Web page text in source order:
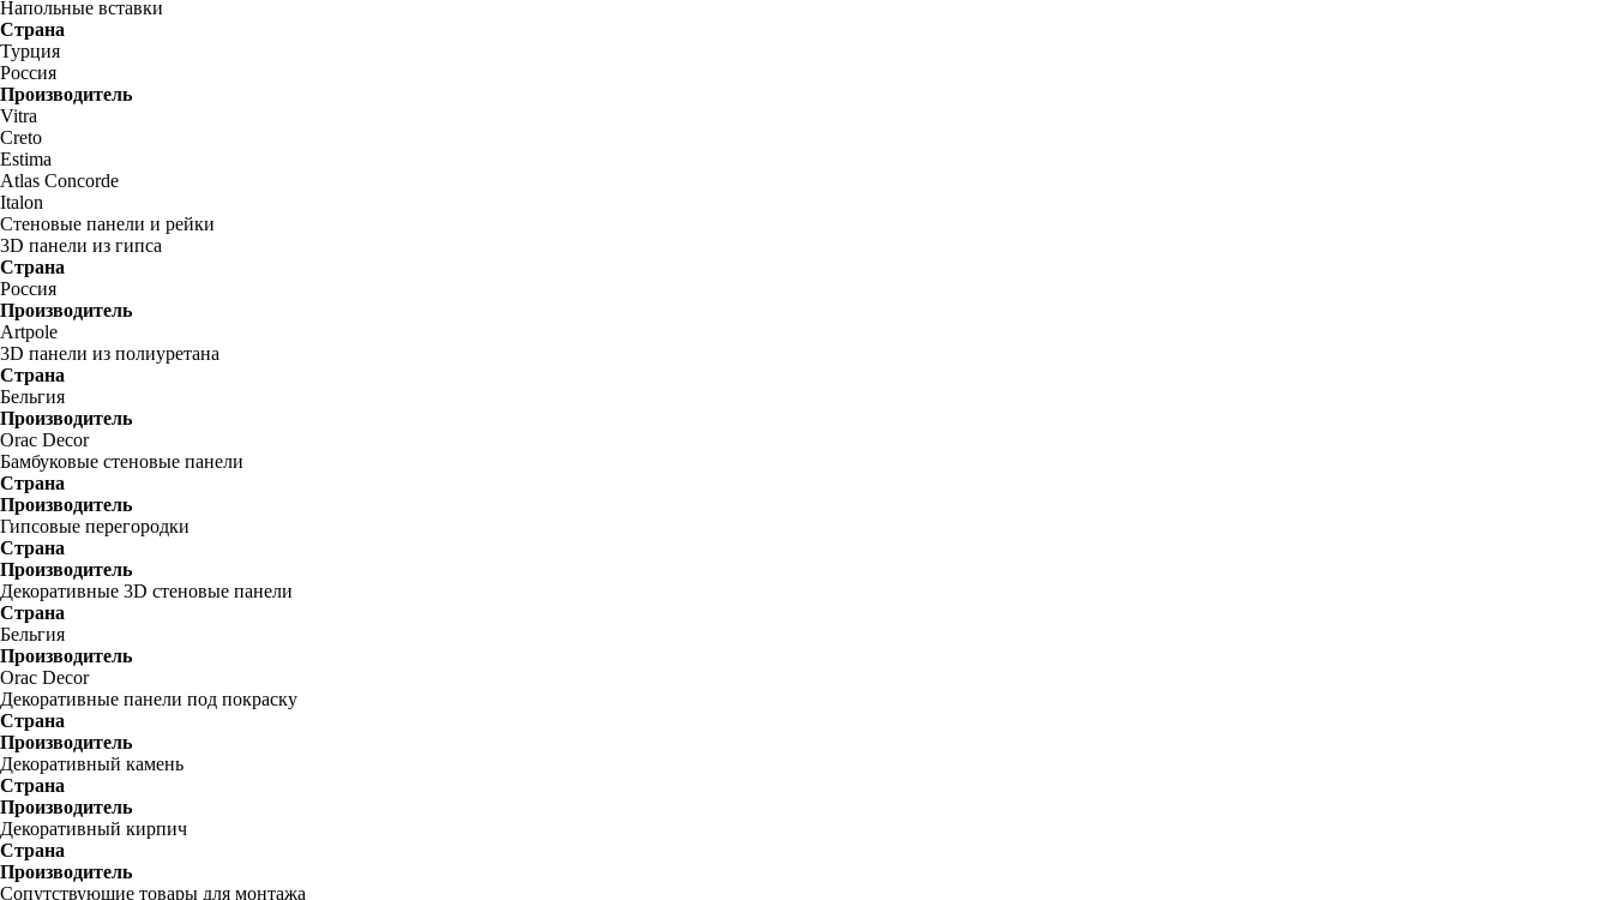
Напольные вставки
Страна
Турция
Россия
Производитель
Vitra
Creto
Estima
Atlas Concorde
Italon
Стеновые панели и рейки
3D панели из гипса
Страна
Россия
Производитель
Artpole
3D панели из полиуретана
Страна
Бельгия
Производитель
Orac Decor
Бамбуковые стеновые панели
Страна
Производитель
Гипсовые перегородки
Страна
Производитель
Декоративные 3D стеновые панели
Страна
Бельгия
Производитель
Orac Decor
Декоративные панели под покраску
Страна
Производитель
Декоративный камень
Страна
Производитель
Декоративный кирпич
Страна
Производитель
Сопутствующие товары для монтажа